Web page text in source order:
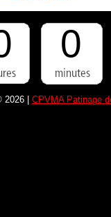
0
2026 | CPVMA Patinage